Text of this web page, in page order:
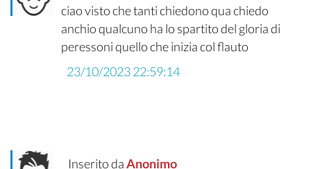
ciao visto che tanti chiedono qua chiedo
anchio qualcuno ha lo spartito del gloria di
peressoni quello che inizia col flauto
23/10/2023 22:59:14
Inserito daAnonimo